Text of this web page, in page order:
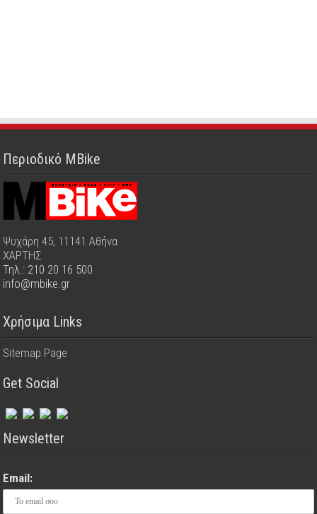
Περιοδικό MBike
Ψυχάρη 45, 11141 Αθήνα
ΧΑΡΤΗΣ
Τηλ.: 210 20 16 500
info@mbike.gr
Χρήσιμα Links
Sitemap Page
Get Social
Newsletter
Email: